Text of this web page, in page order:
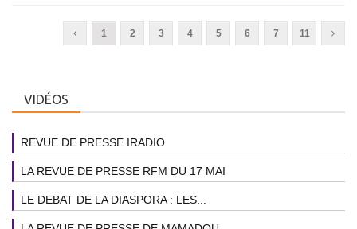
1 2 3 4 5 6 7 11
VIDÉOS
REVUE DE PRESSE IRADIO
LA REVUE DE PRESSE RFM DU 17 MAI
LE DEBAT DE LA DIASPORA : LES...